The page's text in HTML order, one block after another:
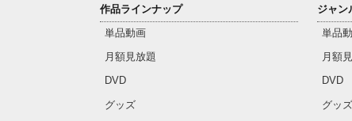
作品ラインナップ
単品動画
月額見放題
DVD
グッズ
ジャン
単品
月額
DVD
グッズ